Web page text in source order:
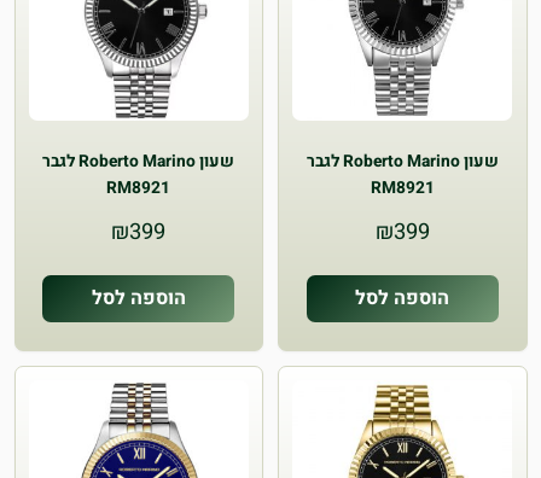
שעון Roberto Marino לגבר
RM8921
₪399
הוספה לסל
שעון Roberto Marino לגבר
RM8921
₪399
הוספה לסל